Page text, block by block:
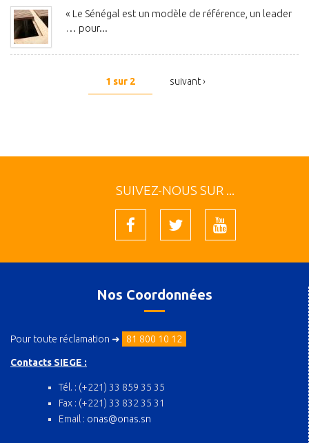
« Le Sénégal est un modèle de référence, un leader
… pour...
1 sur 2 suivant ›
SUIVEZ-NOUS SUR ...
Nos Coordonnées
Pour toute réclamation ➜ 81 800 10 12
Contacts SIEGE :
Tél. : (+221) 33 859 35 35
Fax : (+221) 33 832 35 31
Email : onas@onas.sn